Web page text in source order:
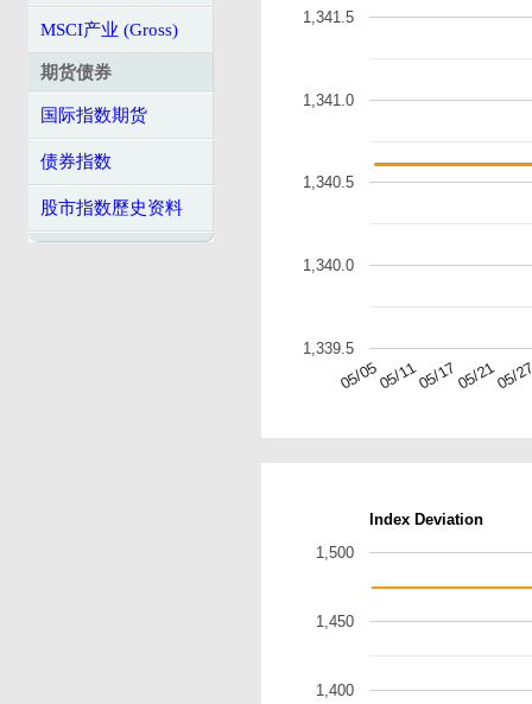
MSCI产业 (Gross)
期货债券
国际指数期货
债券指数
股市指数歷史资料
05/0505/1105/1705/2105/
1,339.5
1,340.0
1,340.5
1,341.0
1,341.5
Index Deviation
1,400
1,450
1,500